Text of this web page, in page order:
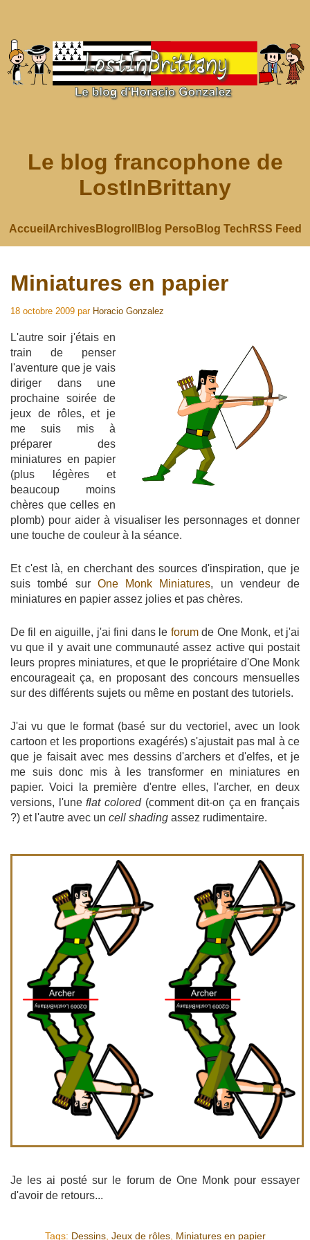
Le blog francophone de
LostInBrittany
Accueil ArchivesBlogroll Blog Perso Blog Tech RSS Feed
Miniatures en papier
18 octobre 2009 par Horacio Gonzalez
L'autre soir j'étais en
train de penser
l'aventure que je vais
diriger dans une
prochaine soirée de
jeux de rôles, et je
me suis mis à
préparer des
miniatures en papier
(plus légères et
beaucoup moins
chères que celles en
plomb) pour aider à visualiser les personnages et donner
une touche de couleur à la séance.
Et c'est là, en cherchant des sources d'inspiration, que je
suis tombé sur One Monk Miniatures, un vendeur de
miniatures en papier assez jolies et pas chères.
De fil en aiguille, j'ai fini dans le forumde One Monk, et j'ai
vu que il y avait une communauté assez active qui postait
leurs propres miniatures, et que le propriétaire d'One Monk
encourageait ça, en proposant des concours mensuelles
sur des différents sujets ou même en postant des tutoriels.
J'ai vu que le format (basé sur du vectoriel, avec un look
cartoon et les proportions exagérés) s'ajustait pas mal à ce
que je faisait avec mes dessins d'archers et d'elfes, et je
me suis donc mis à les transformer en miniatures en
papier. Voici la première d'entre elles, l'archer, en deux
versions, l'uneflat colored(comment dit-on ça en français
?) et l'autre avec un cell shading assez rudimentaire.
Je les ai posté sur le forum de One Monk pour essayer
d'avoir de retours...
Tags: Dessins, Jeux de rôles, Miniatures en papier